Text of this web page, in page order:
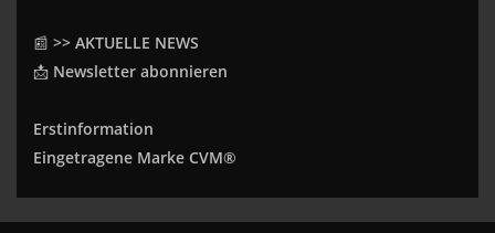
📰 >> AKTUELLE NEWS
📩 Newsletter abonnieren
Erstinformation
Eingetragene Marke CVM®